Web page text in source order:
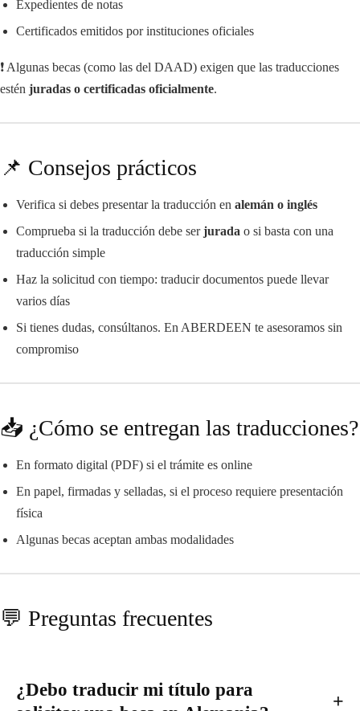
Expedientes de notas
Certificados emitidos por instituciones oficiales
❗ Algunas becas (como las del DAAD) exigen que las traducciones
estén juradas o certificadas oficialmente.
📌 Consejos prácticos
Verifica si debes presentar la traducción en alemán o inglés
Comprueba si la traducción debe serjurada o si basta con una
traducción simple
Haz la solicitud con tiempo: traducir documentos puede llevar
varios días
Si tienes dudas, consúltanos. En ABERDEEN te asesoramos sin
compromiso
📥 ¿Cómo se entregan las traducciones?
En formato digital (PDF) si el trámite es online
En papel, firmadas y selladas, si el proceso requiere presentación
física
Algunas becas aceptan ambas modalidades
💬 Preguntas frecuentes
¿Debo traducir mi título para